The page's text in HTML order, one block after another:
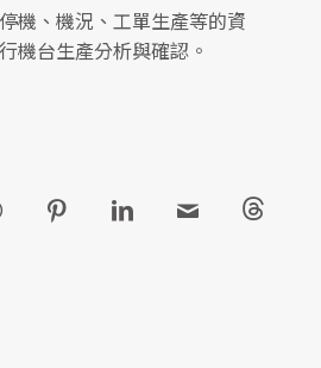
機、機況、工單生產等的資
機台生產分析與確認。